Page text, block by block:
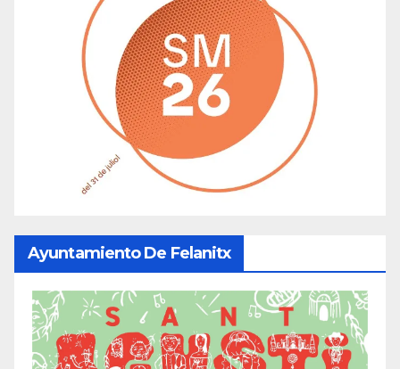
Ayuntamiento De Felanitx